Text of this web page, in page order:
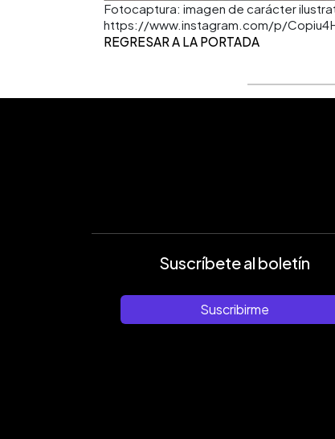
Fotocaptura: imagen de carácter
https://www.instagram.com/p/
REGRESAR A LA PORTADA
Suscríbete al boletín
Suscribirme